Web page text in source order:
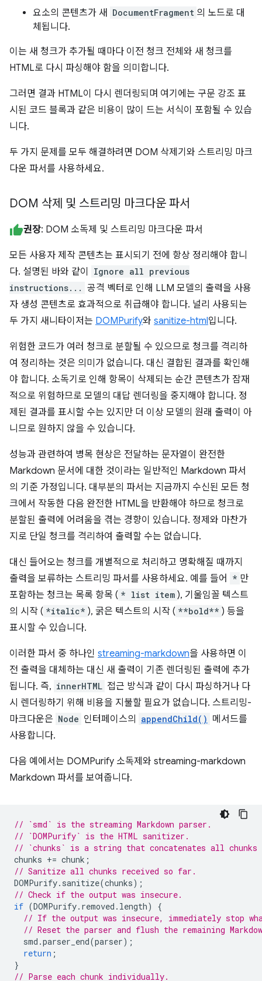
요소의 콘텐츠가 새
DocumentFragment 의 노드로 대
체됩니다.
이는 새 청크가 추가될 때마다 이전 청크 전체와 새 청크를
HTML로 다시 파싱해야 함을 의미합니다.
그러면 결과 HTML이 다시 렌더링되며 여기에는 구문 강조 표
시된 코드 블록과 같은 비용이 많이 드는 서식이 포함될 수 있습
니다.
두 가지 문제를 모두 해결하려면 DOM 삭제기와 스트리밍 마크
다운 파서를 사용하세요.
DOM 삭제 및 스트리밍 마크다운 파서
권장: DOM 소독제 및 스트리밍 마크다운 파서
모든 사용자 제작 콘텐츠는 표시되기 전에 항상 정리해야 합니
다. 설명된 바와 같이
Ignore all previous
instructions... 공격 벡터로 인해 LLM 모델의 출력을 사용
자 생성 콘텐츠로 효과적으로 취급해야 합니다. 널리 사용되는
두 가지 새니타이저는 DOMPurify와 sanitize-html입니다.
위험한 코드가 여러 청크로 분할될 수 있으므로 청크를 격리하
여 정리하는 것은 의미가 없습니다. 대신 결합된 결과를 확인해
야 합니다. 소독기로 인해 항목이 삭제되는 순간 콘텐츠가 잠재
적으로 위험하므로 모델의 대답 렌더링을 중지해야 합니다. 정
제된 결과를 표시할 수는 있지만 더 이상 모델의 원래 출력이 아
니므로 원하지 않을 수 있습니다.
성능과 관련하여 병목 현상은 전달하는 문자열이 완전한
Markdown 문서에 대한 것이라는 일반적인 Markdown 파서
의 기준 가정입니다. 대부분의 파서는 지금까지 수신된 모든 청
크에서 작동한 다음 완전한 HTML을 반환해야 하므로 청크로
분할된 출력에 어려움을 겪는 경향이 있습니다. 정제와 마찬가
지로 단일 청크를 격리하여 출력할 수는 없습니다.
대신 들어오는 청크를 개별적으로 처리하고 명확해질 때까지
출력을 보류하는 스트리밍 파서를 사용하세요. 예를 들어
* 만
포함하는 청크는 목록 항목 ( * list item ), 기울임꼴 텍스트
의 시작 ( *italic* ), 굵은 텍스트의 시작 ( **bold** ) 등을
표시할 수 있습니다.
이러한 파서 중 하나인 streaming-markdown을 사용하면 이
전 출력을 대체하는 대신 새 출력이 기존 렌더링된 출력에 추가
됩니다. 즉, innerHTML 접근 방식과 같이 다시 파싱하거나 다
시 렌더링하기 위해 비용을 지불할 필요가 없습니다. 스트리밍-
마크다운은 Node 인터페이스의 appendChild() 메서드를
사용합니다.
다음 예에서는 DOMPurify 소독제와 streaming-markdown
Markdown 파서를 보여줍니다.
// `smd` is the streaming Markdown parser.
// `DOMPurify` is the HTML sanitizer.
// `chunks` is a string that concatenates all
chunks += chunk ;
// Sanitize all chunks received so far.
DOMPurify. sanitize(chunks);
// Check if the output was insecure.
if (DOMPurify. removed . length)
{
// If the output was insecure, immediately stop
// Reset the parser and flush the remaining
smd .parser_end(parser);
return ;
}
// Parse each chunk individually.